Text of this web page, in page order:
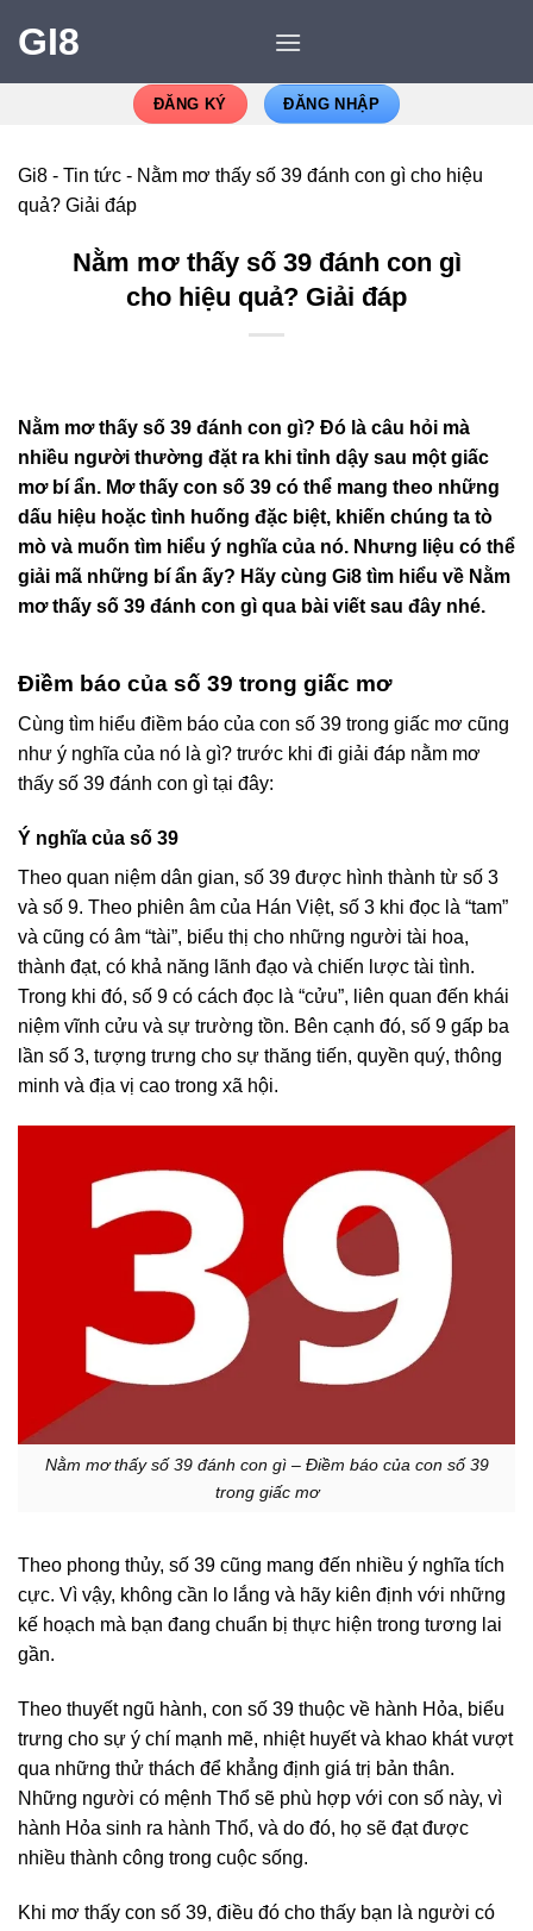
GI8
ĐĂNG KÝ ĐĂNG NHẬP
Gi8 - Tin tức - Nằm mơ thấy số 39 đánh con gì cho hiệu
quả? Giải đáp
Nằm mơ thấy số 39 đánh con gì
cho hiệu quả? Giải đáp
Nằm mơ thấy số 39 đánh con gì? Đó là câu hỏi mà
nhiều người thường đặt ra khi tỉnh dậy sau một giấc
mơ bí ẩn. Mơ thấy con số 39 có thể mang theo những
dấu hiệu hoặc tình huống đặc biệt, khiến chúng ta tò
mò và muốn tìm hiểu ý nghĩa của nó. Nhưng liệu có thể
giải mã những bí ẩn ấy? Hãy cùng Gi8 tìm hiểu về Nằm
mơ thấy số 39 đánh con gì qua bài viết sau đây nhé.
Điềm báo của số 39 trong giấc mơ
Cùng tìm hiểu điềm báo của con số 39 trong giấc mơ cũng
như ý nghĩa của nó là gì? trước khi đi giải đáp nằm mơ
thấy số 39 đánh con gì tại đây:
Ý nghĩa của số 39
Theo quan niệm dân gian, số 39 được hình thành từ số 3
và số 9. Theo phiên âm của Hán Việt, số 3 khi đọc là “tam”
và cũng có âm “tài”, biểu thị cho những người tài hoa,
thành đạt, có khả năng lãnh đạo và chiến lược tài tình.
Trong khi đó, số 9 có cách đọc là “cửu”, liên quan đến khái
niệm vĩnh cửu và sự trường tồn. Bên cạnh đó, số 9 gấp ba
lần số 3, tượng trưng cho sự thăng tiến, quyền quý, thông
minh và địa vị cao trong xã hội.
Nằm mơ thấy số 39 đánh con gì – Điềm báo của con số 39
trong giấc mơ
Theo phong thủy, số 39 cũng mang đến nhiều ý nghĩa tích
cực. Vì vậy, không cần lo lắng và hãy kiên định với những
kế hoạch mà bạn đang chuẩn bị thực hiện trong tương lai
gần.
Theo thuyết ngũ hành, con số 39 thuộc về hành Hỏa, biểu
trưng cho sự ý chí mạnh mẽ, nhiệt huyết và khao khát vượt
qua những thử thách để khẳng định giá trị bản thân.
Những người có mệnh Thổ sẽ phù hợp với con số này, vì
hành Hỏa sinh ra hành Thổ, và do đó, họ sẽ đạt được
nhiều thành công trong cuộc sống.
Khi mơ thấy con số 39, điều đó cho thấy bạn là người có